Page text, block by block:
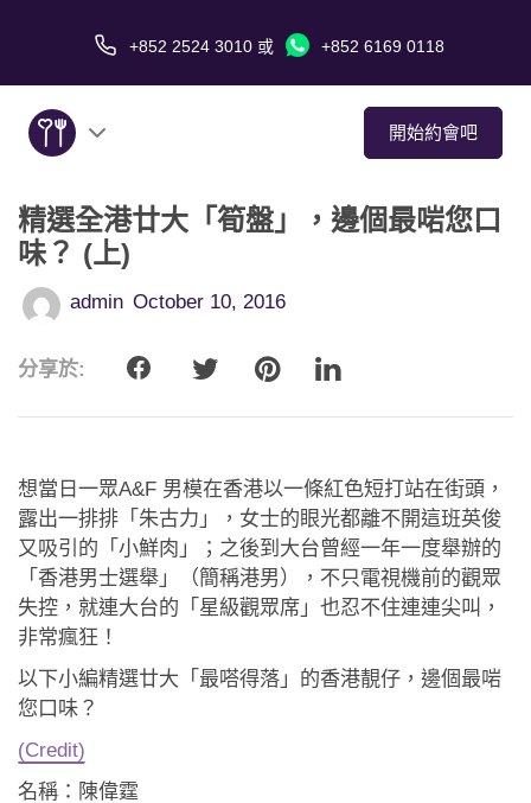
+852 2524 3010 或 +852 6169 0118
開始約會吧
關於我們
服務
約會技巧
應用程式
聯絡我們
精選全港廿大「筍盤」，邊個最啱您口
味？ (上)
admin October 10, 2016
分享於:
想當日一眾A&F 男模在香港以一條紅色短打站在街頭，
露出一排排「朱古力」，女士的眼光都離不開這班英俊
又吸引的「小鮮肉」；之後到大台曾經一年一度舉辦的
「香港男士選舉」（簡稱港男），不只電視機前的觀眾
失控，就連大台的「星級觀眾席」也忍不住連連尖叫，
非常瘋狂！
以下小編精選廿大「最嗒得落」的香港靚仔，邊個最啱
您口味？
(Credit)
名稱：陳偉霆